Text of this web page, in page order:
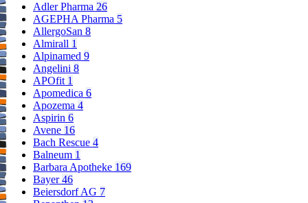
Adler Pharma 26
AGEPHA Pharma 5
AllergoSan 8
Almirall 1
Alpinamed 9
Angelini 8
APOfit 1
Apomedica 6
Apozema 4
Aspirin 6
Avene 16
Bach Rescue 4
Balneum 1
Barbara Apotheke 169
Bayer46
Beiersdorf AG 7